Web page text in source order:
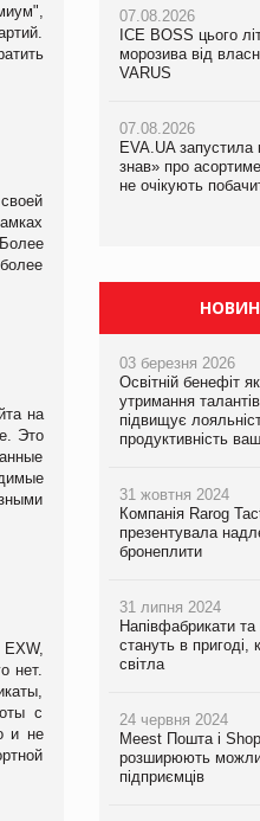
на
Это
нет.
с
и не
07.08.2026
ICE BOSS цього
морозива від
VARUS
07.08.2026
EVA.UA
знав» про
не очікують
06.08.2026
Смачна новинка
VARUS з’явилися
05.08.2026
Мережа
мережу магазинів
компанія
07.08.2026
Франція
03 березня 2026
Освітній бенефіт
утримання
підвищує
продуктивність
31 жовтня 2024
Компанія Rarog
презентувала
бронеплити
31 липня 2024
Напівфабрикати та
стануть в пригоді,
світла
24 червня 2024
Meest Пошта і
розширюють
підприємців